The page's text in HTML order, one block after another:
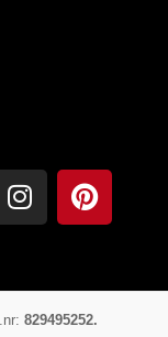
829495252.